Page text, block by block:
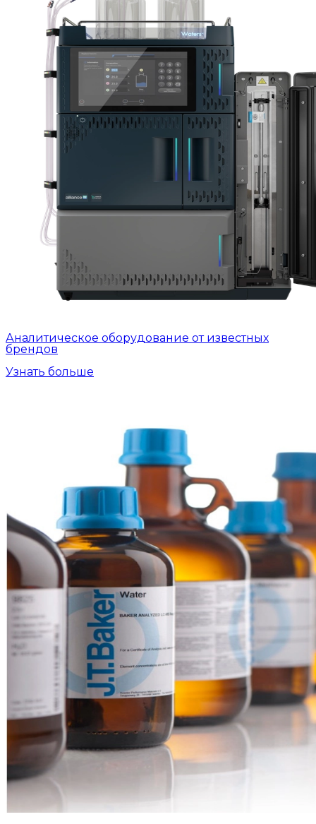
Аналитическое оборудование от известных
брендов
Узнать больше